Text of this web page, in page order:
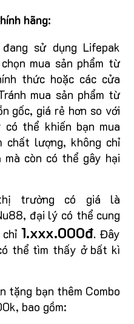
hãng:
sử dụng Lifepak
mua sản phẩm từ
thức hoặc các cửa
mua sản phẩm từ
gốc, giá rẻ hơn so với
thể khiến bạn mua
chất lượng, không chỉ
mà còn có thể gây hại
trường có giá là
đại lý có thể cung
1.xxx.000đ. Đây
thể tìm thấy ở bất kì
tặng bạn thêm Combo
bao gồm: